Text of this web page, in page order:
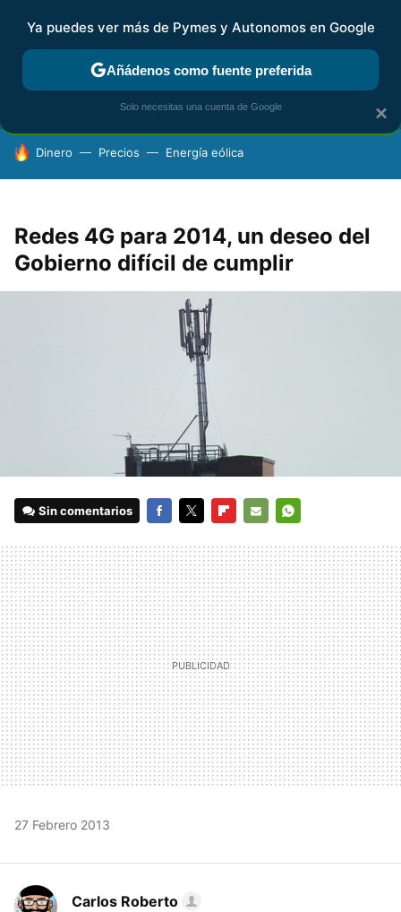
FISCALIDAD Y CONTABILIDAD KIT DIGITAL RENTA
HOY SE HABLA DE
Dinero Precios Energía eólica
Redes 4G para 2014, un deseo del
Gobierno difícil de cumplir
Sin comentarios
MAIL
27 Febrero 2013
Carlos Roberto
×
Ya puedes ver más de Pymes y Autonomos en Google
Añádenos como fuente preferida
Solo necesitas una cuenta de Google